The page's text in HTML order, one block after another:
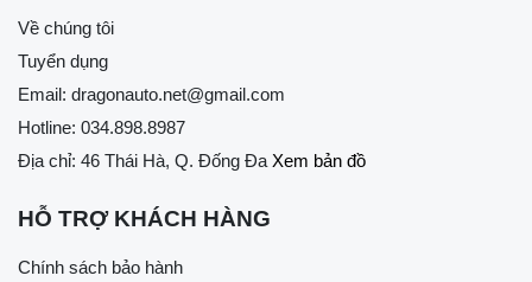
Về chúng tôi
Tuyển dụng
Email: dragonauto.net@gmail.com
Hotline: 034.898.8987
Địa chỉ: 46 Thái Hà, Q. Đống Đa Xem bản đồ
HỖ TRỢ KHÁCH HÀNG
Chính sách bảo hành